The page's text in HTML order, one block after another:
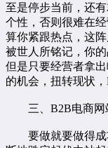
至是停步当前，还
个性，否则很难在
算你紧跟热点，这
被世人所铭记，你
但是只要经营者拿
的机会，扭转现状
三、B2B电商网
要做就要做得成